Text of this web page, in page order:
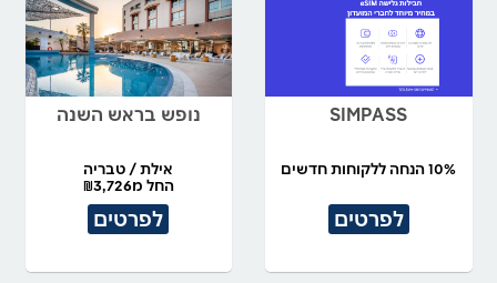
SIMPASS
10% הנחה ללקוחות חדשים
לפרטים
נופש בראש השנה
אילת / טבריה
החל מ₪3,726
לפרטים